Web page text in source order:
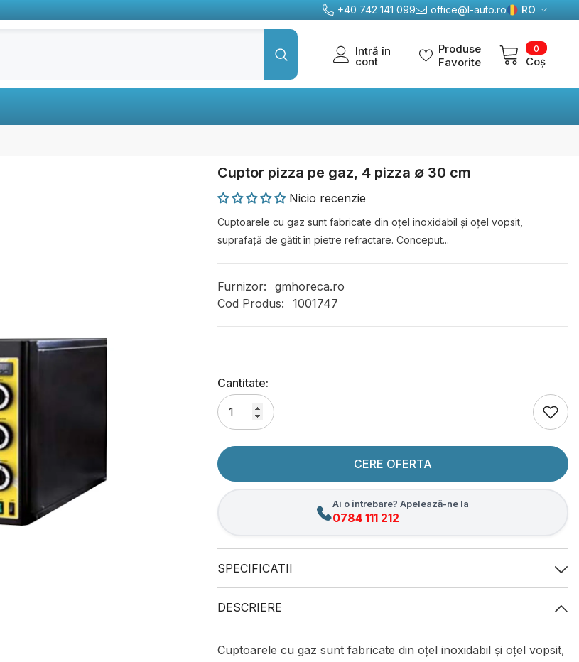
+40 742 141 099 office@l-auto.ro
RO
EN
0 0
articole
Coș
Produse
Favorite
Intră în
cont
Cuptor pizza pe gaz, 4 pizza ∅ 30 cm
Nicio recenzie
Cuptoarele cu gaz sunt fabricate din oțel inoxidabil și oțel vopsit,
suprafață de gătit în pietre refractare. Conceput...
Furnizor:
gmhoreca.ro
Cod Produs:
1001747
Cantitate:
CERE OFERTA
Ai o întrebare? Apelează-ne la
0784 111 212
SPECIFICATII
DESCRIERE
Cuptoarele cu gaz sunt fabricate din oțel inoxidabil și oțel vopsit,